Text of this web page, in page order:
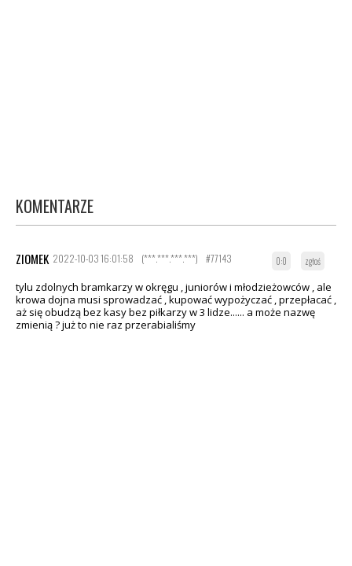
KOMENTARZE
ZIOMEK 2022-10-03 16:01:58 (***.***.***.***) #77143 0:0 zgłoś
tylu zdolnych bramkarzy w okręgu , juniorów i młodzieżowców , ale
krowa dojna musi sprowadzać , kupować wypożyczać , przepłacać ,
aż się obudzą bez kasy bez piłkarzy w 3 lidze...... a może nazwę
zmienią ? już to nie raz przerabialiśmy